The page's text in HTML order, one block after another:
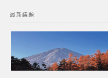
最新議題